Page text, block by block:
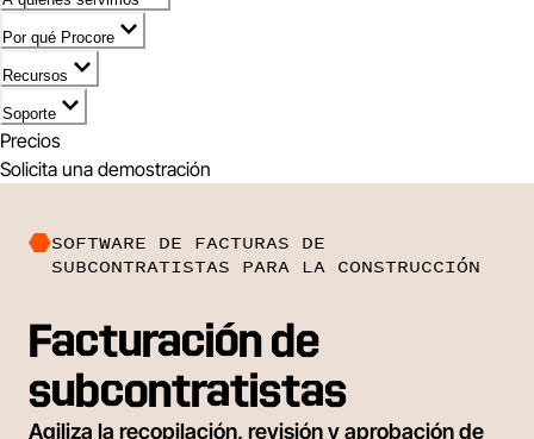
Por qué Procore
Recursos
Soporte
Precios
Solicita una demostración
SOFTWARE DE FACTURAS DE
SUBCONTRATISTAS PARA LA CONSTRUCCIÓN
Facturación de
subcontratistas
Agiliza la recopilación, revisión y aprobación de